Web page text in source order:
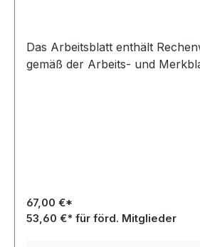
Das Arbeitsblatt enthält
gemäß der Arbeits- und
67,00 €*
53,60 €* für förd. Mitglieder